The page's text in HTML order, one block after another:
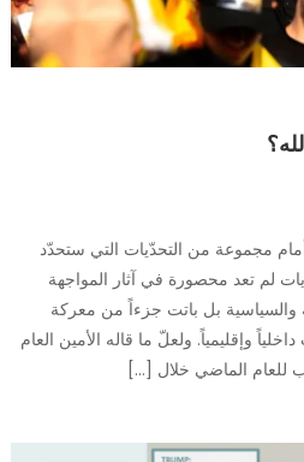
مجموعة من التحدّيات التي ستحدّد
لم تعد محصورة في آثار المواجهة
والسياسية بل باتت جزءاً من معركة
وإقليمياً. ولعلّ ما قاله الأمين العام
للعام الماضي خلال […]